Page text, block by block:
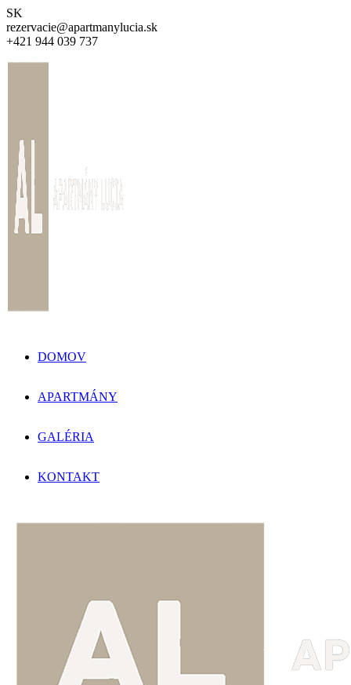
Preskočiť
na
obsah
SK
rezervacie@apartmanylucia.sk
+421 944 039 737
DOMOV
APARTMÁNY
GALÉRIA
KONTAKT